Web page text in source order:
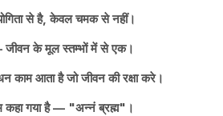
से है, केवल चमक से नहीं।
जीवन के मूल स्तम्भों में से एक।
आता है जो जीवन की रक्षा करे।
कहा गया है — "अन्नं ब्रह्म"।